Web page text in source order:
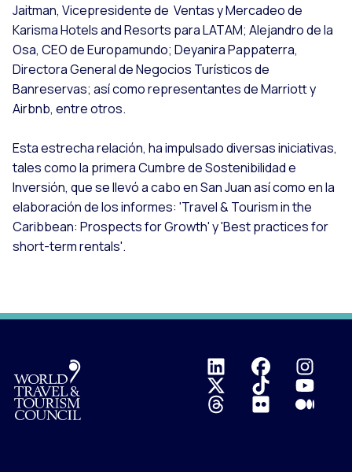
Jaitman, Vicepresidente de Ventas y Mercadeo de
Karisma Hotels and Resorts para LATAM; Alejandro de la
Osa, CEO de Europamundo; Deyanira Pappaterra,
Directora General de Negocios Turísticos de
Banreservas; así como representantes de Marriott y
Airbnb, entre otros.
Esta estrecha relación, ha impulsado diversas iniciativas,
tales como la primera Cumbre de Sostenibilidad e
Inversión, que se llevó a cabo en San Juan así como en la
elaboración de los informes: 'Travel & Tourism in the
Caribbean: Prospects for Growth' y 'Best practices for
short-term rentals'.
Logo